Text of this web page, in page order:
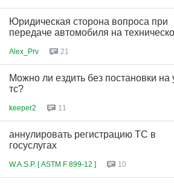
Юридическая сторона вопроса при
передаче автомобиля на
Alex_Prv 21
Можно ли ездить без постановки на
тс?
keeper2 11
аннулировать регистрацию ТС в
госуслугах
W.A.S.P. [ ASTM F 899-12 ] 10